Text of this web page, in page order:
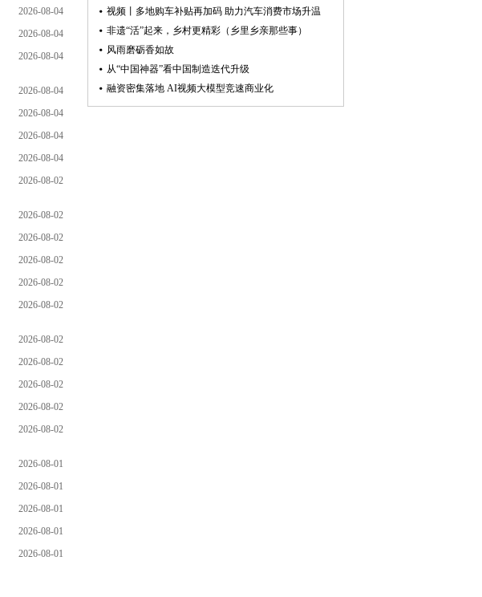
2026-08-04
2026-08-04
2026-08-04
2026-08-04
2026-08-04
2026-08-04
2026-08-04
2026-08-02
2026-08-02
2026-08-02
2026-08-02
2026-08-02
2026-08-02
2026-08-02
2026-08-02
2026-08-02
2026-08-02
2026-08-02
2026-08-01
2026-08-01
2026-08-01
2026-08-01
2026-08-01
视频丨多地购车补贴再加码 助力汽车消费市场升温
非遗“活”起来，乡村更精彩（乡里乡亲那些事）
风雨磨砺香如故
从“中国神器”看中国制造迭代升级
融资密集落地 AI视频大模型竞速商业化